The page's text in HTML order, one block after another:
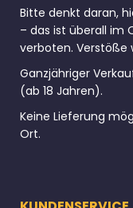
Bitte denkt daran,
– das ist überall im
verboten. Verstöße
Ganzjähriger
(ab 18 Jahren).
Keine Lieferung
Ort.